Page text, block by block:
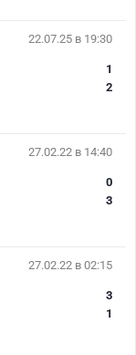
22.07.25 в 19:30
1
2
27.02.22 в 14:40
0
3
27.02.22 в 02:15
3
1